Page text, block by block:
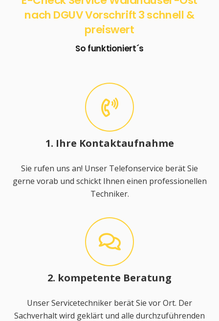
nach DGUV Vorschrift 3 schnell &
preiswert
So funktioniert´s
1. Ihre Kontaktaufnahme
Sie rufen uns an! Unser Telefonservice berät Sie
gerne vorab und schickt Ihnen einen professionellen
Techniker.
2. kompetente Beratung
Unser Servicetechniker berät Sie vor Ort. Der
Sachverhalt wird geklärt und alle durchzuführenden